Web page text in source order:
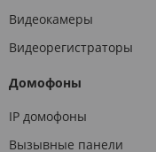
Видеокамеры
Видеорегистраторы
Домофоны
IP домофоны
Вызывные панели